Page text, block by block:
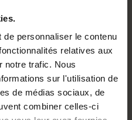
personnaliser le contenu
relatives aux
notre trafic. Nous
sur l'utilisation de
de médias sociaux, de
combiner celles-ci